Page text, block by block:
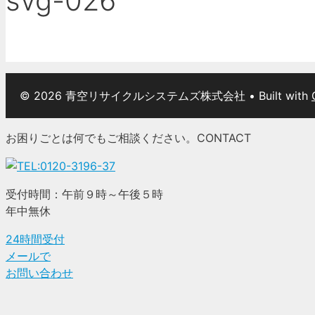
© 2026 青空リサイクルシステムズ株式会社 • Built with
お困りごとは何でもご相談ください。 CONTACT
受付時間：午前９時～午後５時
年中無休
24時間受付
メールで
お問い合わせ